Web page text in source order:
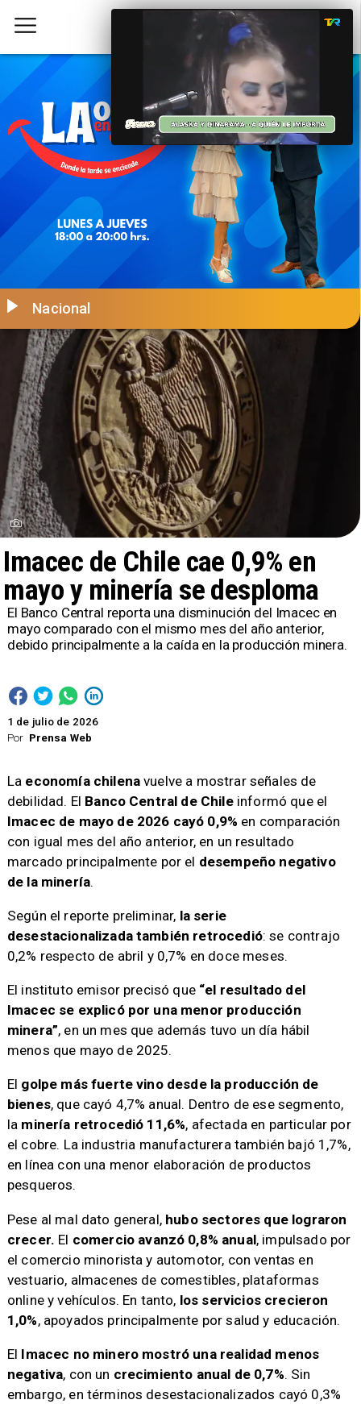
Por Prensa Web
Imacec de Chile cae 0,9% en
mayo y minería se desploma
Nacional
1 de julio de 2026
El Banco Central reporta una disminución del Imacec en
mayo comparado con el mismo mes del año anterior,
debido principalmente a la caída en la producción minera.
La economía chilena vuelve a mostrar señales de
debilidad. El Banco Central de Chileinformó que el
Imacec de mayo de 2026 cayó 0,9% en comparación
con igual mes del año anterior, en un resultado
marcado principalmente por el desempeño negativo
de la minería.
Según el reporte preliminar, la serie
desestacionalizada también retrocedió: se contrajo
0,2% respecto de abril y 0,7% en doce meses.
El instituto emisor precisó que “el resultado del
Imacec se explicó por una menor producción
minera”, en un mes que además tuvo un día hábil
menos que mayo de 2025.
El golpe más fuerte vino desde la producción de
bienes, que cayó 4,7% anual. Dentro de ese segmento,
la minería retrocedió 11,6%, afectada en particular por
el cobre. La industria manufacturera también bajó 1,7%,
en línea con una menor elaboración de productos
pesqueros.
Pese al mal dato general, hubo sectores que lograron
crecer. El comercio avanzó 0,8% anual, impulsado por
el comercio minorista y automotor, con ventas en
vestuario, almacenes de comestibles, plataformas
online y vehículos. En tanto, los servicios crecieron
1,0%, apoyados principalmente por salud y educación.
El Imacec no minero mostró una realidad menos
negativa, con un crecimiento anual de 0,7%. Sin
embargo, en términos desestacionalizados cayó 0,3%